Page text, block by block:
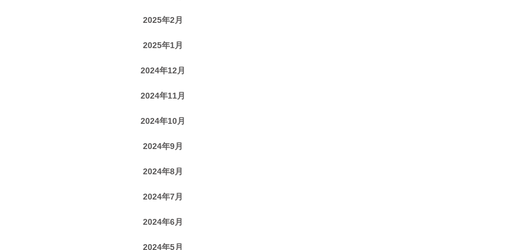
2025年2月
2025年1月
2024年12月
2024年11月
2024年10月
2024年9月
2024年8月
2024年7月
2024年6月
2024年5月